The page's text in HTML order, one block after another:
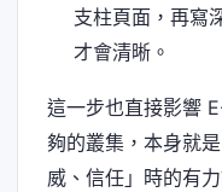
支柱頁面，再寫
才會清晰。
這一步也直接影響
夠的叢集，本身就
威、信任」時的有